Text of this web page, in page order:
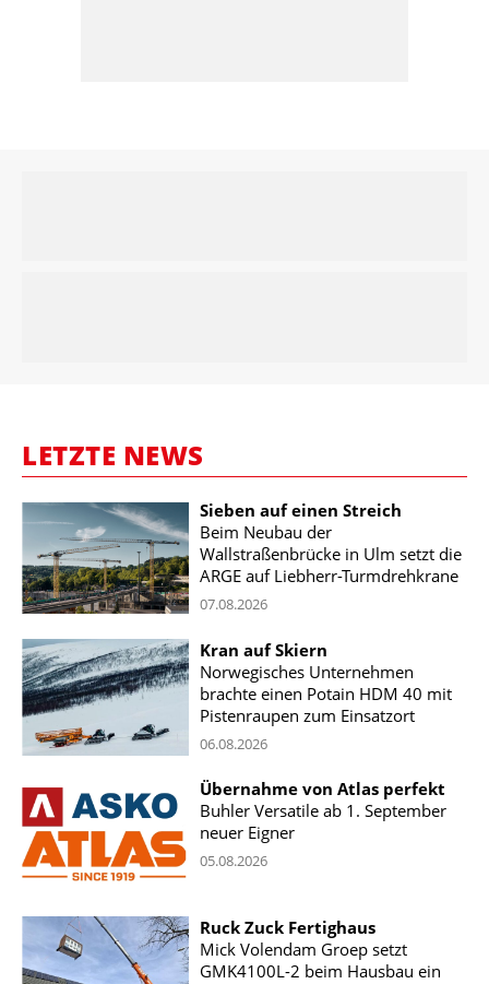
LETZTE NEWS
Sieben auf einen Streich
Beim Neubau der
Wallstraßenbrücke in Ulm setzt die
ARGE auf Liebherr-Turmdrehkrane
07.08.2026
Kran auf Skiern
Norwegisches Unternehmen
brachte einen Potain HDM 40 mit
Pistenraupen zum Einsatzort
06.08.2026
Übernahme von Atlas perfekt
Buhler Versatile ab 1. September
neuer Eigner
05.08.2026
Ruck Zuck Fertighaus
Mick Volendam Groep setzt
GMK4100L-2 beim Hausbau ein